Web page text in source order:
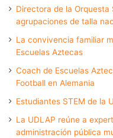
Directora de la Orquesta
agrupaciones de talla
La convivencia familiar
Escuelas Aztecas
Coach de Escuelas
Football en Alemania
Estudiantes STEM de la
La UDLAP reúne a
administración pública